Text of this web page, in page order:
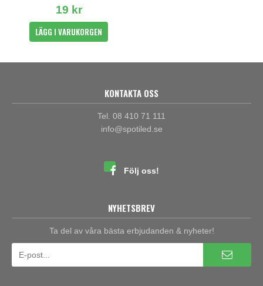
19 kr
LÄGG I VARUKORGEN
KONTAKTA OSS
Tel. 08 410 71 111
info@spotiled.se
Följ oss!
NYHETSBREV
Ta del av våra bästa erbjudanden & nyheter!